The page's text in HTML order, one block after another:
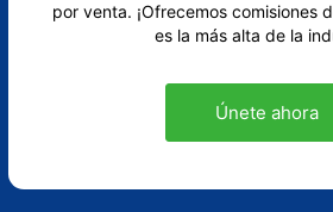
por venta. ¡Ofrecemos comisiones
es la más alta de la
Únete ahora